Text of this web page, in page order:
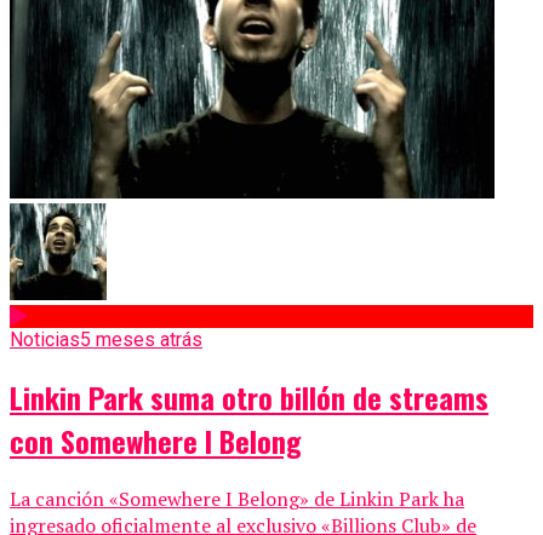
Noticias5 meses atrás
Linkin Park suma otro billón de streams
con Somewhere I Belong
La canción «Somewhere I Belong» de Linkin Park ha
ingresado oficialmente al exclusivo «Billions Club» de